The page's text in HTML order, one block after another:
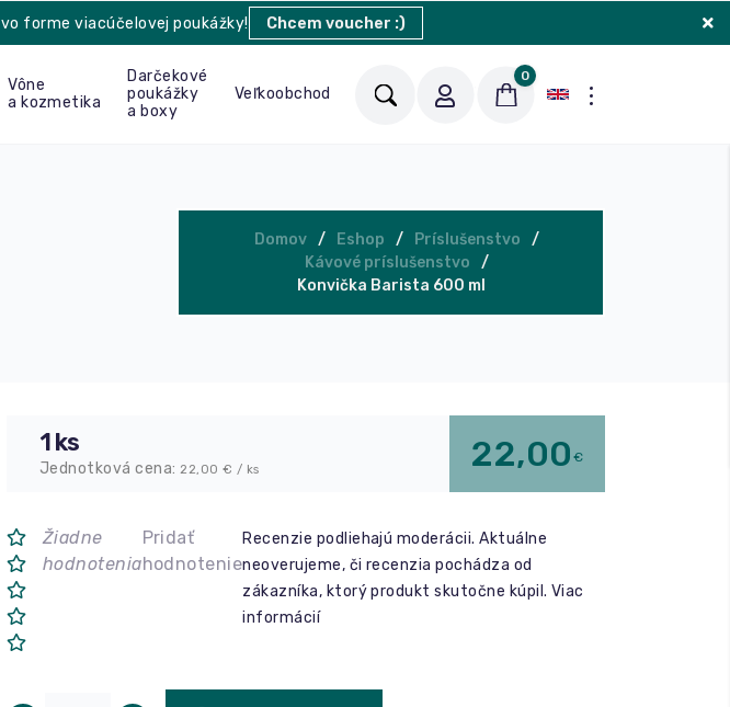
vo forme viacúčelovej poukážky! Chcem voucher :)
Vône
a kozmetika
Darčekové
poukážky
a boxy
Veľkoobchod Blog Kontakt
0
Domov Eshop
Príslušenstvo
Kávové príslušenstvo
Konvička Barista 600 ml
1 ks
Jednotková cena:22,00 € / ks 22,00 €
Žiadne
hodnotenia
Pridať
hodnotenie
Recenzie podliehajú moderácii. Aktuálne
neoverujeme, či recenzia pochádza od
zákazníka, ktorý produkt skutočne kúpil. Viac
informácií